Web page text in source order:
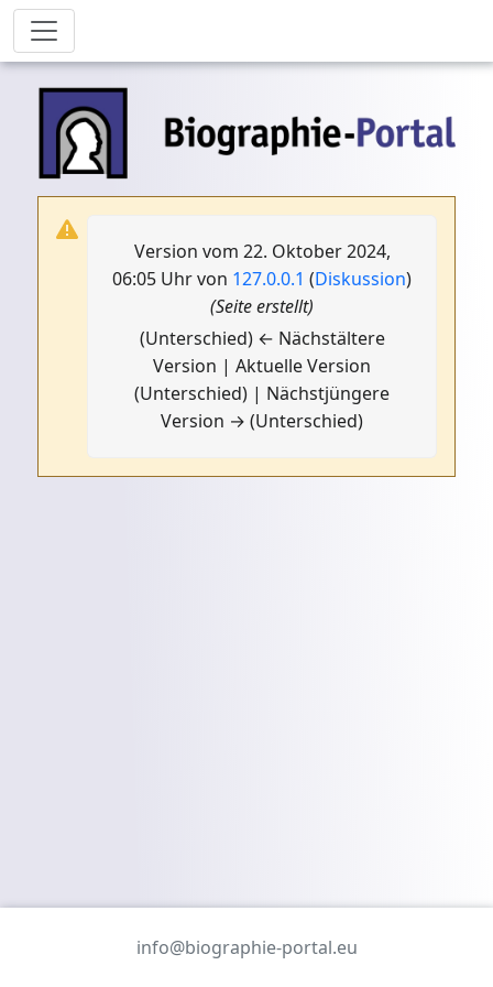
Version vom 22. Oktober 2024,
06:05 Uhr von 127.0.0.1 (Diskussion)
(Seite erstellt)
(Unterschied) ← Nächstältere
Version | Aktuelle Version
(Unterschied) | Nächstjüngere
Version → (Unterschied)
info@biographie-portal.eu